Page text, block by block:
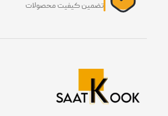
تضمین کیفیت محصولات